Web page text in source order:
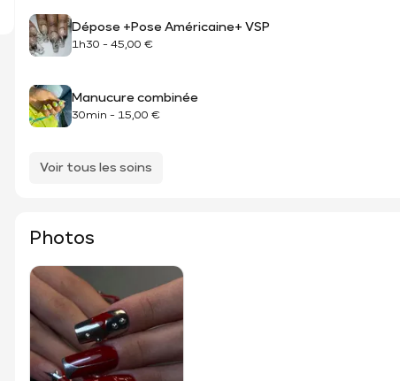
Dépose +Pose Américaine+ VSP
1h30 - 45,00 €
Manucure combinée
30min - 15,00 €
Voir tous les soins
Photos